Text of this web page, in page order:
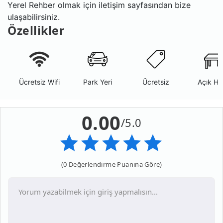
Yerel Rehber olmak için iletişim sayfasından bize
ulaşabilirsiniz.
Özellikler
Ücretsiz Wifi Park Yeri Ücretsiz Açık
0.00/5.0
(0 Değerlendirme Puanına Göre)